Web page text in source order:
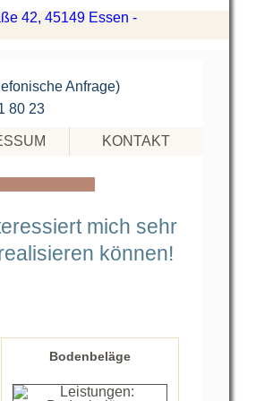
Anfrage)
80 23
KONTAKT
mich sehr
können!
Bodenbeläge